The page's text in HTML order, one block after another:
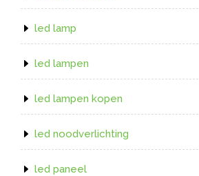
led lamp
led lampen
led lampen kopen
led noodverlichting
led paneel